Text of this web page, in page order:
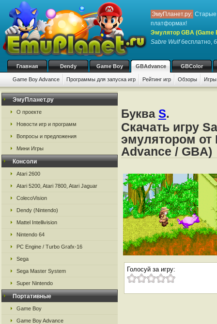
ЭмуПланет.ру: Старые
платформах!
Эмулятор GBA (Game
Sabre Wulfбесплатно,
Главная Dendy Game Boy GBAdvance GBColor
Game Boy Advance Программы для запуска игр Рейтинг игр Обзоры
ЭмуПланет.ру
О проекте
Новости игр и программ
Вопросы и предложения
Мини Игры
Консоли
Atari 2600
Atari 5200, Atari 7800, Atari Jaguar
ColecoVision
Dendy (Nintendo)
Mattel Intellivision
Nintendo 64
PC Engine / Turbo Grafx-16
Sega
Sega Master System
Super Nintendo
Портативные
Game Boy
Game Boy Advance
Буква S.
Скачать игру
эмулятором от
Advance / GBA)
Голосуй за игру: